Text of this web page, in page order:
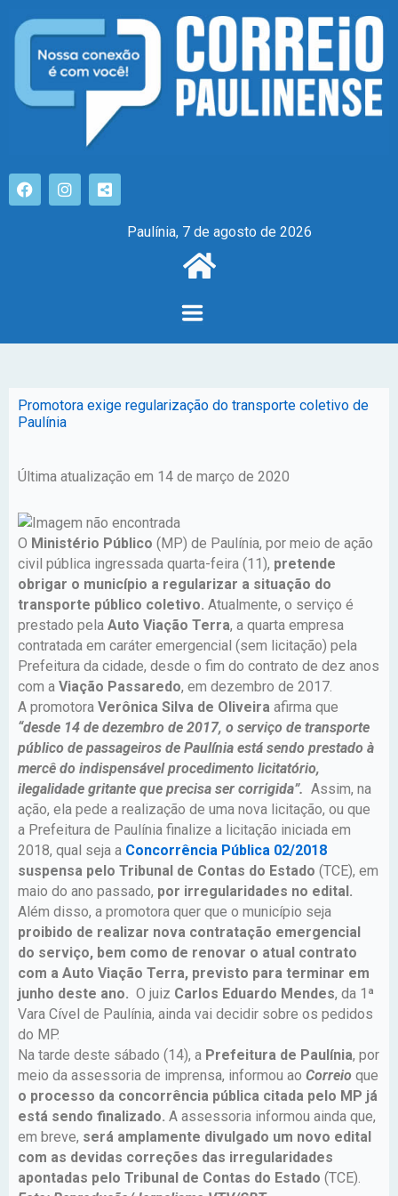
Paulínia, 7 de agosto de 2026
Promotora exige regularização do transporte coletivo de
Paulínia
Última atualização em 14 de março de 2020
O Ministério Público (MP) de Paulínia, por meio de ação
civil pública ingressada quarta-feira (11), pretende
obrigar o município a regularizar a situação do
transporte público coletivo. Atualmente, o serviço é
prestado pela Auto Viação Terra, a quarta empresa
contratada em caráter emergencial (sem licitação) pela
Prefeitura da cidade, desde o fim do contrato de dez anos
com a Viação Passaredo, em dezembro de 2017.
A promotora Verônica Silva de Oliveira afirma que
“desde 14 de dezembro de 2017, o serviço de transporte
público de passageiros de Paulínia está sendo prestado à
mercê do indispensável procedimento licitatório,
ilegalidade gritante que precisa ser corrigida”. Assim, na
ação, ela pede a realização de uma nova licitação, ou que
a Prefeitura de Paulínia finalize a licitação iniciada em
2018, qual seja a Concorrência Pública 02/2018
suspensa pelo Tribunal de Contas do Estado (TCE), em
maio do ano passado, por irregularidades no edital.
Além disso, a promotora quer que o município seja
proibido de realizar nova contratação emergencial
do serviço, bem como de renovar o atual contrato
com a Auto Viação Terra, previsto para terminar em
junho deste ano. O juiz Carlos Eduardo Mendes, da 1ª
Vara Cível de Paulínia, ainda vai decidir sobre os pedidos
do MP.
Na tarde deste sábado (14), a Prefeitura de Paulínia, por
meio da assessoria de imprensa, informou ao Correio que
o processo da concorrência pública citada pelo MP já
está sendo finalizado. A assessoria informou ainda que,
em breve, será amplamente divulgado um novo edital
com as devidas correções das irregularidades
apontadas pelo Tribunal de Contas do Estado (TCE).